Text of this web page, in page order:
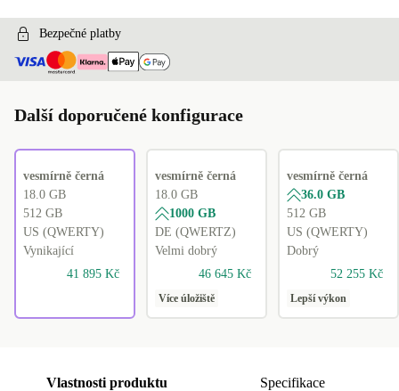
Bezpečné platby
Další doporučené konfigurace
vesmírně černá
18.0 GB
512 GB
US (QWERTY)
Vynikající
41 895 Kč
vesmírně černá
18.0 GB
1000 GB
DE (QWERTZ)
Velmi dobrý
46 645 Kč
Více úložiště
vesmírně černá
36.0 GB
512 GB
US (QWERTY)
Dobrý
52 255 Kč
Lepší výkon
Vlastnosti produktu Specifikace